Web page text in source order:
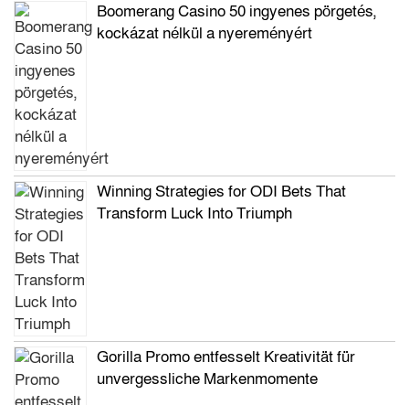
Boomerang Casino 50 ingyenes pörgetés,
kockázat nélkül a nyereményért
Winning Strategies for ODI Bets That
Transform Luck Into Triumph
Gorilla Promo entfesselt Kreativität für
unvergessliche Markenmomente